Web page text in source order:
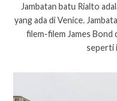
Jambatan batu Rialto
yang ada di Venice.
filem-filem James Bond
seperti